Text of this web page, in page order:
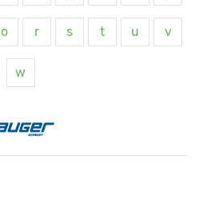
o r s t u v
w